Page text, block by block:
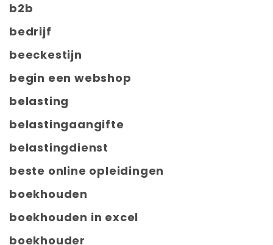
b2b
bedrijf
beeckestijn
begin een webshop
belasting
belastingaangifte
belastingdienst
beste online opleidingen
boekhouden
boekhouden in excel
boekhouder